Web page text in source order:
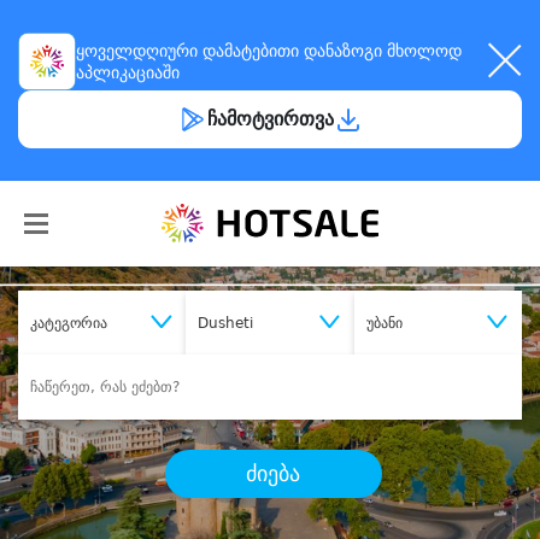
ყოველდღიური დამატებითი დანაზოგი მხოლოდ
აპლიკაციაში
ჩამოტვირთვა
კატეგორია Dusheti უბანი
ძიება
შეიძინესასურველი მომსახურება